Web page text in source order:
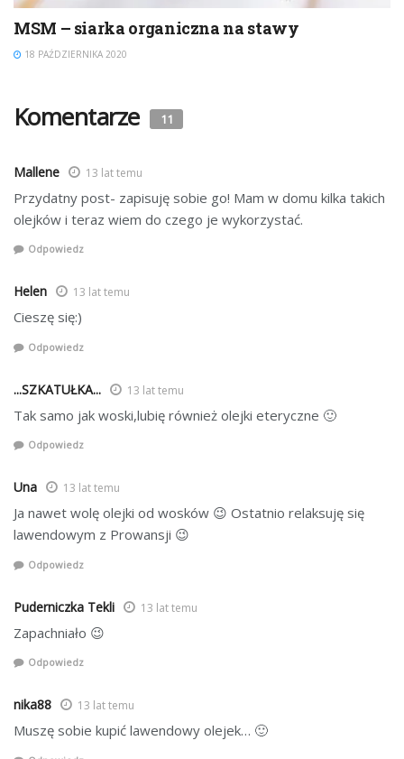
MSM – siarka organiczna na stawy
18 PAŹDZIERNIKA 2020
Komentarze 11
Mallene 13 lat temu
Przydatny post- zapisuję sobie go! Mam w domu kilka takich
olejków i teraz wiem do czego je wykorzystać.
Odpowiedz
Helen 13 lat temu
Cieszę się:)
Odpowiedz
...SZKATUŁKA... 13 lat temu
Tak samo jak woski,lubię również olejki eteryczne 🙂
Odpowiedz
Una 13 lat temu
Ja nawet wolę olejki od wosków 😉 Ostatnio relaksuję się
lawendowym z Prowansji 😉
Odpowiedz
Puderniczka Tekli 13 lat temu
Zapachniało 😉
Odpowiedz
nika88 13 lat temu
Muszę sobie kupić lawendowy olejek… 🙂